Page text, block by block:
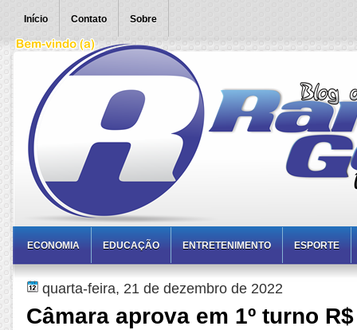
Início Contato Sobre
ECONOMIA EDUCAÇÃO ENTRETENIMENTO ESPORTE
quarta-feira, 21 de dezembro de 2022
Câmara aprova em 1º turno